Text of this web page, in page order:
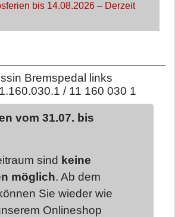
bis 14.08.2026 – Derzeit
Bremspedal links
/ 11 160 030 1
vom 31.07. bis
sind keine
möglich. Ab dem
Sie wieder wie
Onlineshop